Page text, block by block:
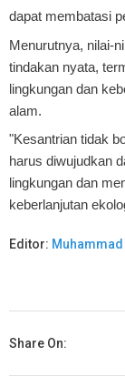
dapat membatasi
Menurutnya, nilai-
tindakan nyata,
lingkungan dan
alam.
"Kesantrian tidak
harus diwujudkan
lingkungan dan
keberlanjutan
Editor:
Share On: